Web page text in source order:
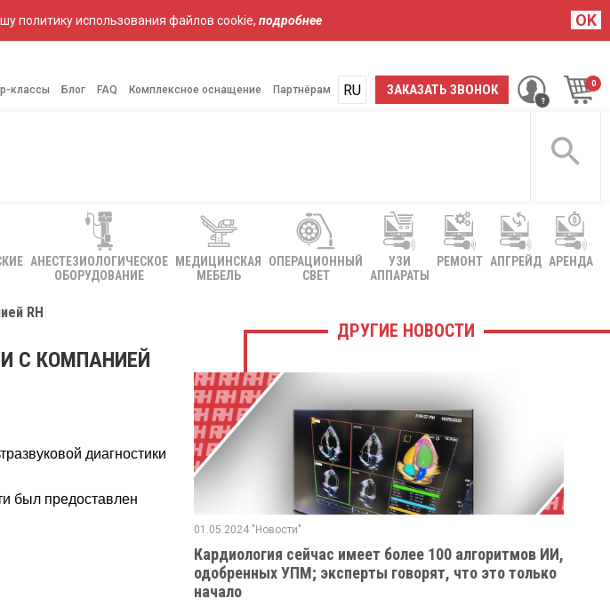
политику использования файлов cookie, подробнее OK
классы Блог FAQ Комплексное оснащение Партнёрам ЗАКАЗАТЬ ЗВОНОК
RU
UA
АНЕСТЕЗИОЛОГИЧЕСКОЕ
ОБОРУДОВАНИЕ
МЕДИЦИНСКАЯ
МЕБЕЛЬ
ОПЕРАЦИОННЫЙ
СВЕТ
УЗИ
АППАРАТЫ
РЕМОНТ АПГРЕЙД АРЕНДА
RH
С КОМПАНИЕЙ
диагностики
был предоставлен
ДРУГИЕ НОВОСТИ
01.05.2024 "Новости"
Кардиология сейчас имеет более 100 алгоритмов ИИ,
одобренных УПМ; эксперты говорят, что это только
начало